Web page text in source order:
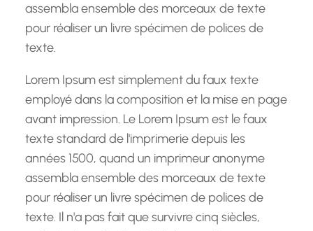
assembla ensemble des morceaux de texte
pour réaliser un livre spécimen de polices de
texte.
Lorem Ipsum est simplement du faux texte
employé dans la composition et la mise en page
avant impression. Le Lorem Ipsum est le faux
texte standard de l'imprimerie depuis les
années 1500, quand un imprimeur anonyme
assembla ensemble des morceaux de texte
pour réaliser un livre spécimen de polices de
texte. Il n'a pas fait que survivre cinq siècles,